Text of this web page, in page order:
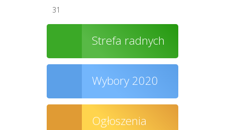
31
Strefa radnych
Wybory 2020
Ogłoszenia